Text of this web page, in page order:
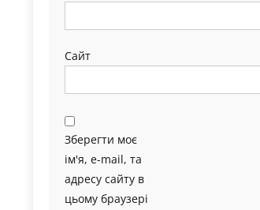
Сайт
Зберегти моє
ім'я, e-mail, та
адресу сайту в
цьому браузері